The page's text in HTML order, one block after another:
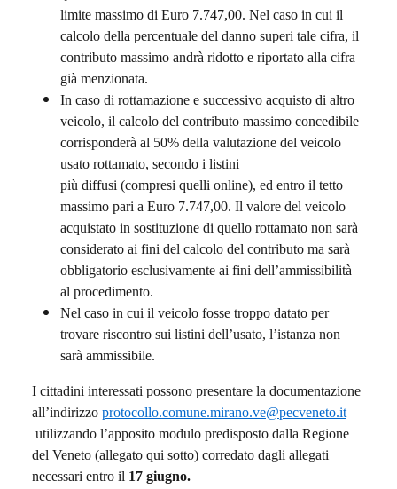
limite massimo di Euro 7.747,00. Nel caso in cui il
calcolo della percentuale del danno superi tale cifra, il
contributo massimo andrà ridotto e riportato alla cifra
già menzionata.
In caso di rottamazione e successivo acquisto di altro
veicolo, il calcolo del contributo massimo concedibile
corrisponderà al 50% della valutazione del veicolo
usato rottamato, secondo i listini
più diffusi (compresi quelli online), ed entro il tetto
massimo pari a Euro 7.747,00. Il valore del veicolo
acquistato in sostituzione di quello rottamato non sarà
considerato ai fini del calcolo del contributo ma sarà
obbligatorio esclusivamente ai fini dell’ammissibilità
al procedimento.
Nel caso in cui il veicolo fosse troppo datato per
trovare riscontro sui listini dell’usato, l’istanza non
sarà ammissibile.
I cittadini interessati possono presentare la documentazione
all’indirizzo protocollo.comune.mirano.ve@pecveneto.it
utilizzando l’apposito modulo predisposto dalla Regione
del Veneto (allegato qui sotto) corredato dagli allegati
necessari entro il 17 giugno.